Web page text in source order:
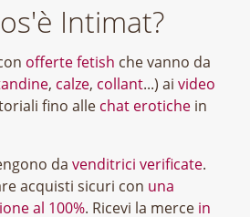
Intimat?
offerte fetish che vanno da
, calze, collant...) ai video
fino alle chat erotiche in
da venditrici verificate.
acquisti sicuri con una
al 100%. Ricevi la merce in